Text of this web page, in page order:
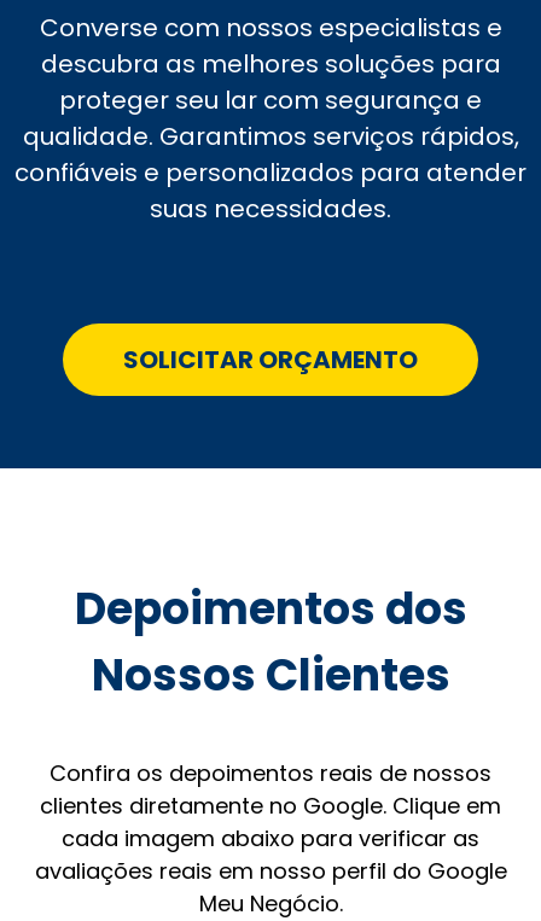
Converse com nossos especialistas e
descubra as melhores soluções para
proteger seu lar com segurança e
qualidade. Garantimos serviços rápidos,
confiáveis e personalizados para atender
suas necessidades.
SOLICITAR ORÇAMENTO
Depoimentos dos
Nossos Clientes
Confira os depoimentos reais de nossos
clientes diretamente no Google. Clique em
cada imagem abaixo para verificar as
avaliações reais em nosso perfil do Google
Meu Negócio.